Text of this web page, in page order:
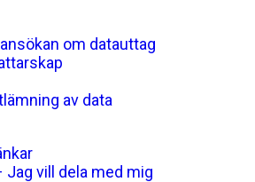
om datauttag
av data
Jag vill dela med mig